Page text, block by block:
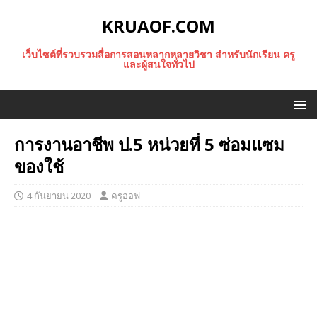
KRUAOF.COM
เว็บไซต์ที่รวบรวมสื่อการสอนหลากหลายวิชา สำหรับนักเรียน ครู
และผู้สนใจทั่วไป
การงานอาชีพ ป.5 หน่วยที่ 5 ซ่อมแซม
ของใช้
4 กันยายน 2020 ครูออฟ